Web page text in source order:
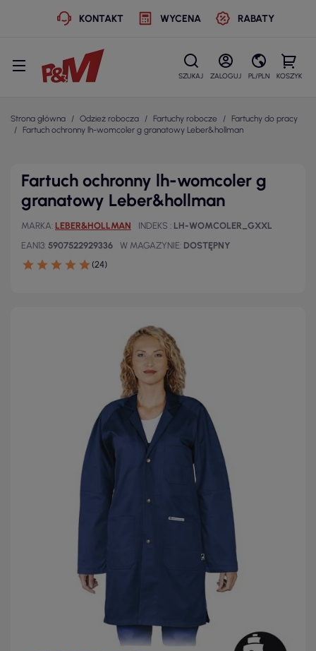
KONTAKT WYCENA RABATY
SZUKAJ ZALOGUJ PL/PLN KOSZYK
Strona główna Odzież robocza Fartuchy robocze
Fartuchy do pracy
Fartuch ochronny lh-womcoler g granatowy Leber&hollman
Fartuch ochronny lh-womcoler g
granatowy Leber&hollman
MARKA LEBER&HOLLMAN INDEKS
LH-WOMCOLER_GXXL
EAN13 5907522929336 W MAGAZYNIE DOSTĘPNY
(24)